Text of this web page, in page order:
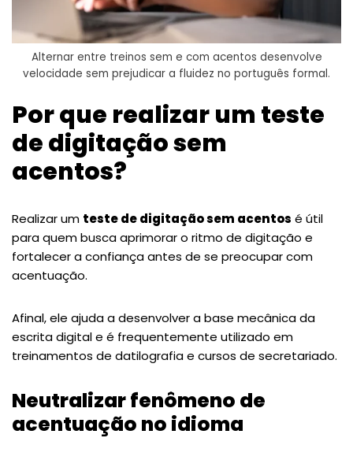
Alternar entre treinos sem e com acentos desenvolve
velocidade sem prejudicar a fluidez no português formal.
Por que realizar um teste
de digitação sem
acentos?
Realizar um teste de digitação sem acentos é útil
para quem busca aprimorar o ritmo de digitação e
fortalecer a confiança antes de se preocupar com
acentuação.
Afinal, ele ajuda a desenvolver a base mecânica da
escrita digital e é frequentemente utilizado em
treinamentos de datilografia e cursos de secretariado.
Neutralizar fenômeno de
acentuação no idioma